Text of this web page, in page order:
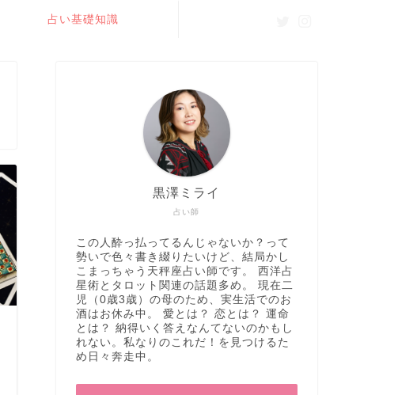
占い基礎知識
占い師
黒澤ミライ
この人酔っ払ってるんじゃないか？って
勢いで色々書き綴りたいけど、結局かし
こまっちゃう天秤座占い師です。 西洋占
星術とタロット関連の話題多め。 現在二
児（0歳3歳）の母のため、実生活でのお
酒はお休み中。 愛とは？ 恋とは？ 運命
とは？ 納得いく答えなんてないのかもし
れない。私なりのこれだ！を見つけるた
め日々奔走中。